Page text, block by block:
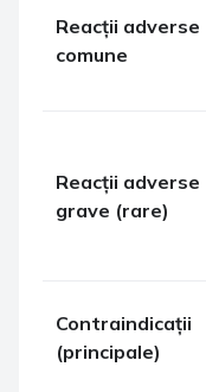
Reacții adverse
comune
Reacții adverse
grave (rare)
Contraindicații
(principale)